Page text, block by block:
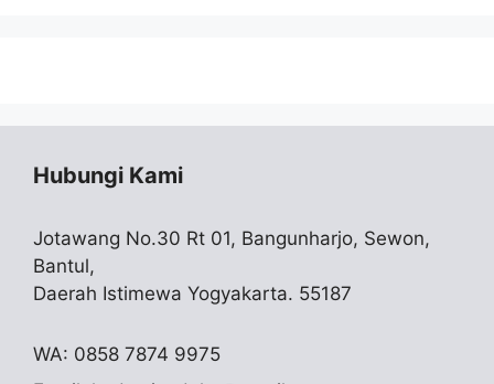
Hubungi Kami
Jotawang No.30 Rt 01, Bangunharjo, Sewon,
Bantul,
Daerah Istimewa Yogyakarta. 55187
WA: 0858 7874 9975